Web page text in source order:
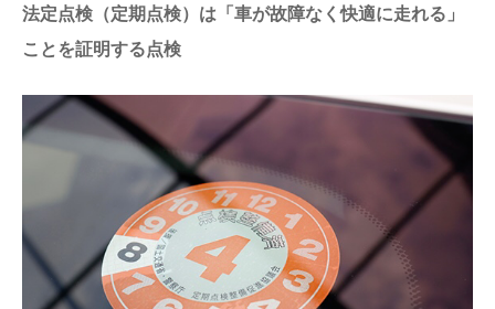
法定点検（定期点検）は「車が故障なく快適に走れる」
ことを証明する点検